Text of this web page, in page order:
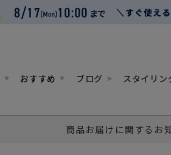
おすすめ ブログ スタイリン
商品お届けに関するお